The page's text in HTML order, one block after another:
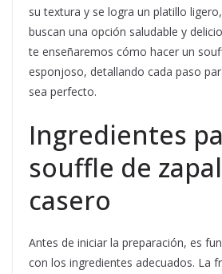
su textura y se logra un platillo
buscan una opción saludable y
te enseñaremos cómo hacer un
esponjoso, detallando cada paso
sea perfecto.
Ingredientes
souffle de
casero
Antes de iniciar la preparación, es
con los ingredientes adecuados. La